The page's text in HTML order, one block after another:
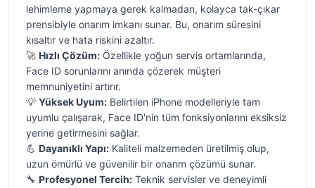
lehimleme yapmaya gerek kalmadan, kolayca tak-çıkar
prensibiyle onarım imkanı sunar. Bu, onarım süresini
kısaltır ve hata riskini azaltır.
🚀 Hızlı Çözüm: Özellikle yoğun servis ortamlarında,
Face ID sorunlarını anında çözerek müşteri
memnuniyetini artırır.
💡 Yüksek Uyum: Belirtilen iPhone modelleriyle tam
uyumlu çalışarak, Face ID'nin tüm fonksiyonlarını eksiksiz
yerine getirmesini sağlar.
💪 Dayanıklı Yapı: Kaliteli malzemeden üretilmiş olup,
uzun ömürlü ve güvenilir bir onarım çözümü sunar.
🔧 Profesyonel Tercih: Teknik servisler ve deneyimli